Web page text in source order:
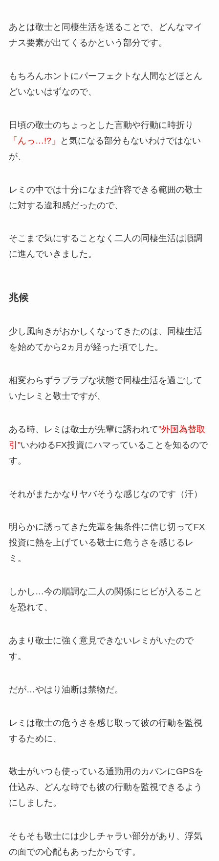
あとは敬士と同棲生活を送ることで、どんなマイ
ナス要素が出てくるかという部分です。
もちろんホントにパーフェクトな人間などほとん
どいないはずなので、
日頃の敬士のちょっとした言動や行動に時折り
「んっ…!?」
と気になる部分もないわけではない
が、
レミの中では十分になまだ許容できる範囲の敬士
に対する違和感だったので、
そこまで気にすることなく二人の同棲生活は順調
に進んでいきました。
兆候
少し風向きがおかしくなってきたのは、同棲生活
を始めてから2ヵ月が経った頃でした。
相変わらずラブラブな状態で同棲生活を過ごして
いたレミと敬士ですが、
ある時、レミは敬士が先輩に誘われて”外国為替取
引”いわゆるFX投資にハマっていることを知るので
す。
それがまたかなりヤバそうな感じなのです（汗）
明らかに誘ってきた先輩を無条件に信じ切ってFX
投資に熱を上げている敬士に危うさを感じるレ
ミ。
しかし…今の順調な二人の関係にヒビが入ること
を恐れて、
あまり敬士に強く意見できないレミがいたので
す。
だが…やはり油断は禁物だ。
レミは敬士の危うさを感じ取って彼の行動を監視
するために、
敬士がいつも使っている通勤用のカバンにGPSを
仕込み、どんな時でも彼の行動を監視できるよう
にしました。
そもそも敬士には少しチャラい部分があり、浮気
の面での心配もあったからです。